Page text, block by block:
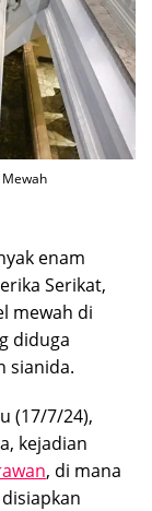
Mewah
enam
Serikat,
mewah di
diduga
sianida.
(17/7/24),
kejadian
, di mana